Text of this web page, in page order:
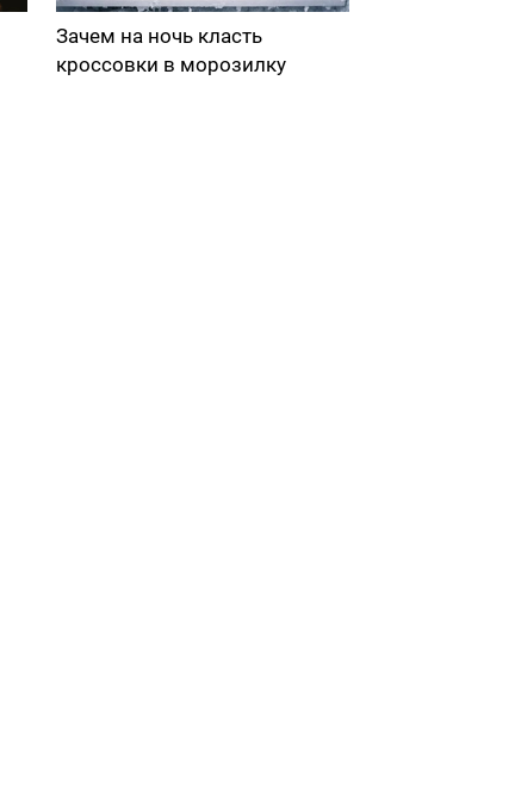
Зачем на ночь класть
кроссовки в морозилку